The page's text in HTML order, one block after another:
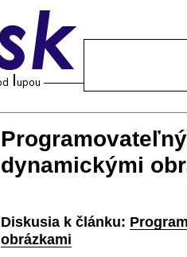
dynamickými
Diskusia k článku:
obrázkami